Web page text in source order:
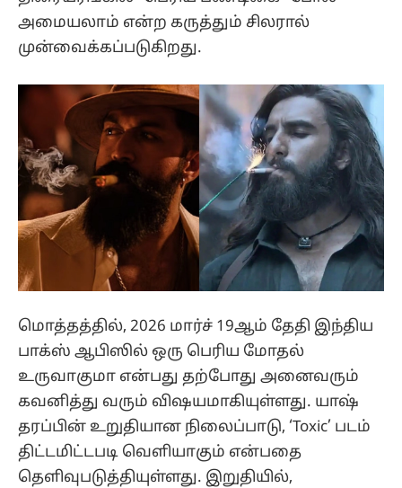
அமையலாம் என்ற கருத்தும் சிலரால்
முன்வைக்கப்படுகிறது.
மொத்தத்தில், 2026 மார்ச் 19ஆம் தேதி இந்திய
பாக்ஸ் ஆபிஸில் ஒரு பெரிய மோதல்
உருவாகுமா என்பது தற்போது அனைவரும்
கவனித்து வரும் விஷயமாகியுள்ளது. யாஷ்
தரப்பின் உறுதியான நிலைப்பாடு, ‘Toxic’ படம்
திட்டமிட்டபடி வெளியாகும் என்பதை
தெளிவுபடுத்தியுள்ளது. இறுதியில்,